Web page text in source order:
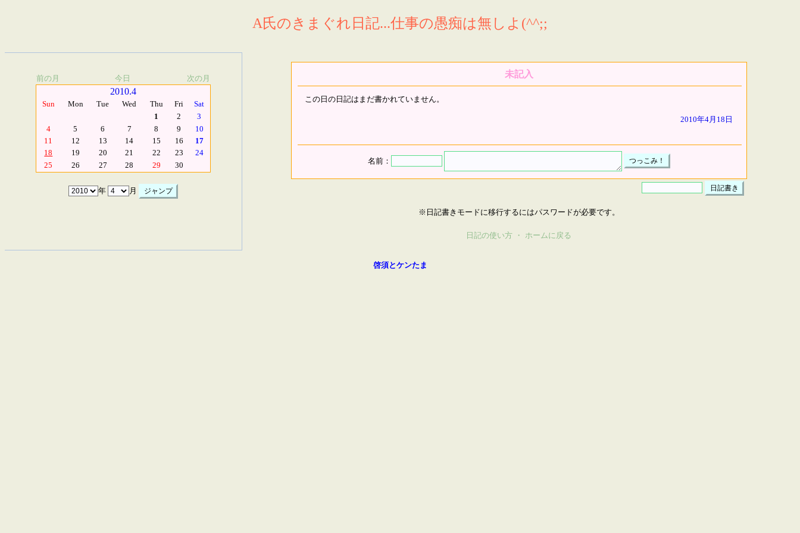
A氏のきまぐれ日記...仕事の愚痴は無しよ(^^;;
前の月 今日 次の月
2010.4
Sun Mon Tue Wed Thu Fri
Sat
1
2
3
4
5 6 7 8 9
10
11
12 13 14 15 16
17
18
19 20 21 22 23
24
25
26 27 28 29 30
年 月
未記入
この日の日記はまだ書かれていません。
2010年4月18日
名前：
※日記書きモードに移行するにはパスワードが必要です。
日記の使い方 ・ ホームに戻る
啓須とケンたま